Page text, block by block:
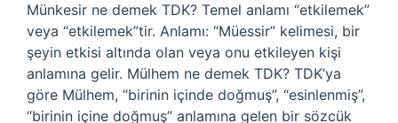
Münkesir ne demek TDK? Temel anlamı “etkilemek”
veya “etkilemek”tir. Anlamı: “Müessir” kelimesi, bir
şeyin etkisi altında olan veya onu etkileyen kişi
anlamına gelir. Mülhem ne demek TDK? TDK’ya
göre Mülhem, “birinin içinde doğmuş”, “esinlenmiş”,
“birinin içine doğmuş” anlamına gelen bir sözcük